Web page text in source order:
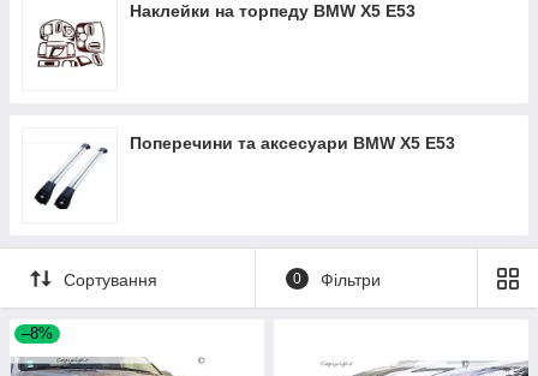
Наклейки на торпеду BMW X5 E53
Поперечини та аксесуари BMW X5 E53
Сортування 0 Фільтри
–8%